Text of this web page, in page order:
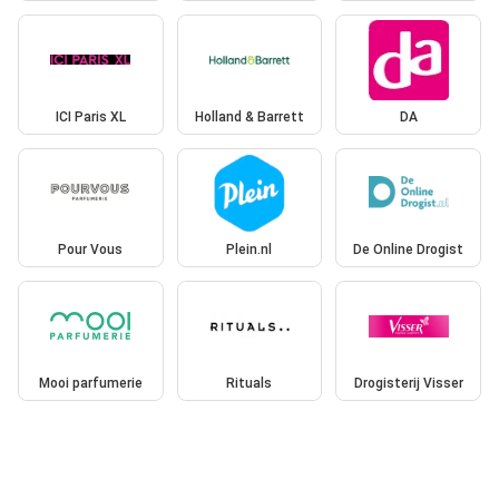
ICI Paris XL Holland & Barrett DA
Pour Vous Plein.nl De Online Drogist
Mooi parfumerie Rituals Drogisterij Visser